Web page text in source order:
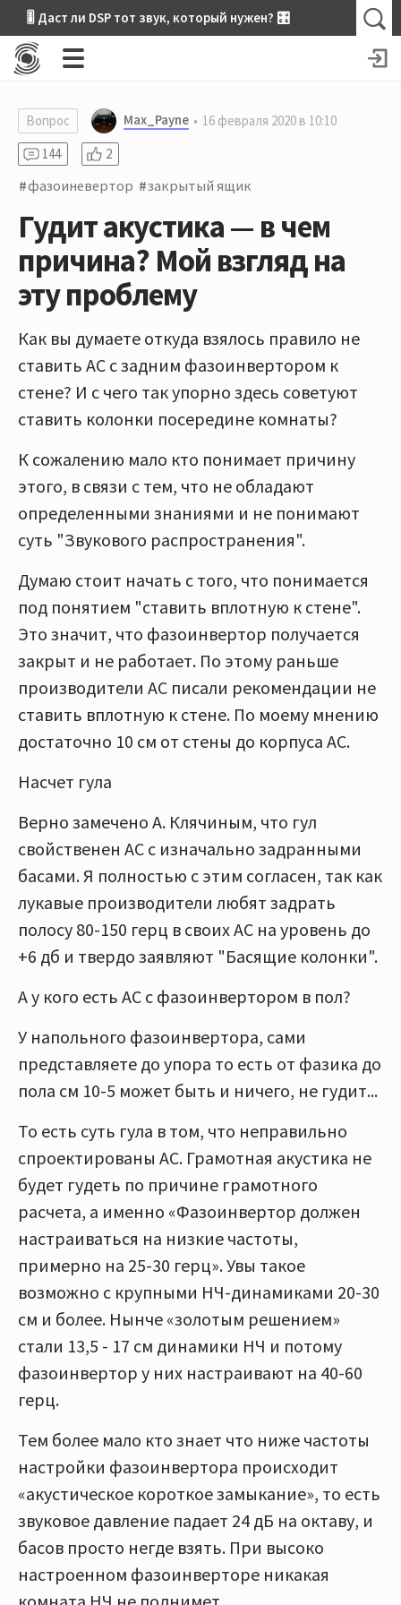
🎚 Даст ли DSP тот звук, который нужен? 🎛
Вопрос Max_Payne
16 февраля 2020 в 10:10
144
2
фазоиневертор закрытый ящик
Гудит акустика — в чем
причина? Мой взгляд на
эту проблему
Как вы думаете откуда взялось правило не
ставить АС с задним фазоинвертором к
стене? И с чего так упорно здесь советуют
ставить колонки посередине комнаты?
К сожалению мало кто понимает причину
этого, в связи с тем, что не обладают
определенными знаниями и не понимают
суть "Звукового распространения".
Думаю стоит начать с того, что понимается
под понятием "ставить вплотную к стене".
Это значит, что фазоинвертор получается
закрыт и не работает. По этому раньше
производители АС писали рекомендации не
ставить вплотную к стене. По моему мнению
достаточно 10 см от стены до корпуса АС.
Насчет гула
Верно замечено А. Клячиным, что гул
свойственен АС с изначально задранными
басами. Я полностью с этим согласен, так как
лукавые производители любят задрать
полосу 80-150 герц в своих АС на уровень до
+6 дб и твердо заявляют "Басящие колонки".
А у кого есть АС с фазоинвертором в пол?
У напольного фазоинвертора, сами
представляете до упора то есть от фазика до
пола см 10-5 может быть и ничего, не гудит...
То есть суть гула в том, что неправильно
спроектированы АС. Грамотная акустика не
будет гудеть по причине грамотного
расчета, а именно «Фазоинвертор должен
настраиваться на низкие частоты,
примерно на 25-30 герц». Увы такое
возможно с крупными НЧ-динамиками 20-30
см и более. Нынче «золотым решением»
стали 13,5 - 17 см динамики НЧ и потому
фазоинвертор у них настраивают на 40-60
герц.
Тем более мало кто знает что ниже частоты
настройки фазоинвертора происходит
«акустическое короткое замыкание», то есть
звуковое давление падает 24 дБ на октаву, и
басов просто негде взять. При высоко
настроенном фазоинверторе никакая